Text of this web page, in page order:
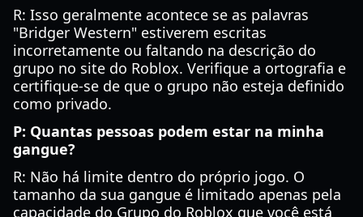
R: Isso geralmente acontece se as palavras
"Bridger Western" estiverem escritas
incorretamente ou faltando na descrição do
grupo no site do Roblox. Verifique a ortografia e
certifique-se de que o grupo não esteja definido
como privado.
P: Quantas pessoas podem estar na minha
gangue?
R: Não há limite dentro do próprio jogo. O
tamanho da sua gangue é limitado apenas pela
capacidade do Grupo do Roblox que você está